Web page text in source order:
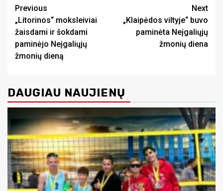
Continue
Reading
Previous
„Litorinos“ moksleiviai
žaisdami ir šokdami
paminėjo Neįgaliųjų
žmonių dieną
Next
„Klaipėdos viltyje“ buvo
paminėta Neįgaliųjų
žmonių diena
DAUGIAU NAUJIENŲ